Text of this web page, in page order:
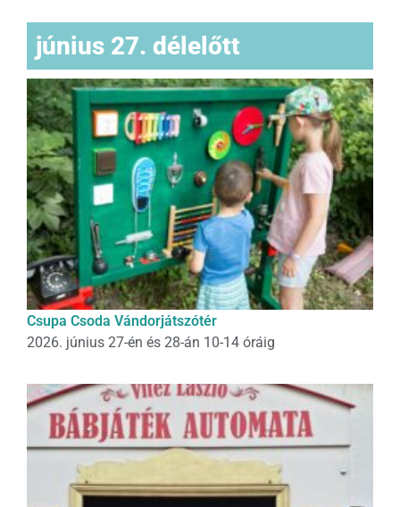
június 27. délelőtt
Csupa Csoda Vándorjátszótér
2026. június 27-én és 28-án 10-14 óráig